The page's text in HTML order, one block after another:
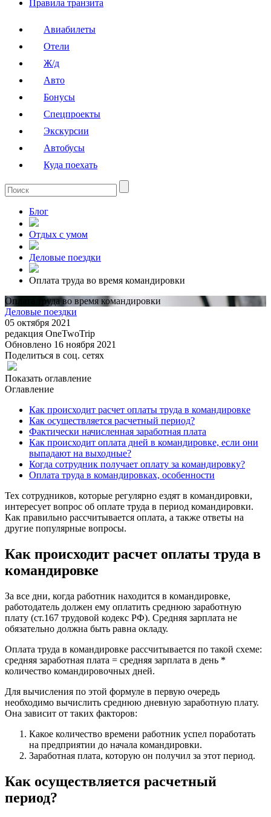
Правила транзита
Авиабилеты
Отели
Ж/д
Авто
Бонусы
Спецпроекты
Экскурсии
Автобусы
Куда поехать
Блог
Отдых с умом
Деловые поездки
Оплата труда во время командировки
Оплата труда во время командировки
Деловые поездки
05 октября 2021
редакция OneTwoTrip
Обновлено 16 ноября 2021
Поделиться в соц. сетях
Показать оглавление
Оглавление
Как происходит расчет оплаты труда в командировке
Как осуществляется расчетный период?
Фактически начисленная заработная плата
Как происходит оплата дней в командировке, если они
выпадают на выходные?
Когда сотрудник получает оплату за командировку?
Оплата труда в командировках, особенности
Тех сотрудников, которые регулярно ездят в командировки,
интересует вопрос об оплате труда в период командировки.
Как правильно рассчитывается оплата, а также ответы на
другие популярные вопросы.
Как происходит расчет оплаты труда в
командировке
За все дни, когда работник находится в командировке,
работодатель должен ему оплатить среднюю заработную
плату (ст.167 трудовой кодекс РФ). Средняя зарплата не
обязательно должна быть равна окладу.
Оплата труда в командировке рассчитывается по такой схеме:
средняя заработная плата = средняя зарплата в день *
количество командировочных дней.
Для вычисления по этой формуле в первую очередь
необходимо вычислить среднюю дневную заработную плату.
Она зависит от таких факторов:
Какое количество времени работник успел поработать
на предприятии до начала командировки.
Заработная плата, которую он получил за этот период.
Как осуществляется расчетный
период?